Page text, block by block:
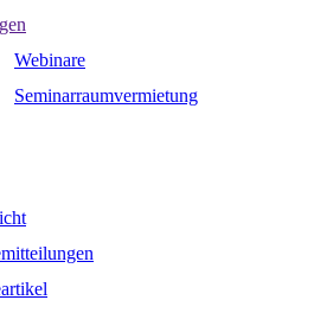
Webinare
Seminarraumvermietung